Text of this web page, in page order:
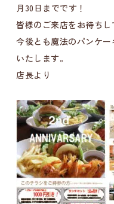
月30日までです！
皆様のご来店をお待ちし
今後とも魔法のパンケ
いたします。
店長より